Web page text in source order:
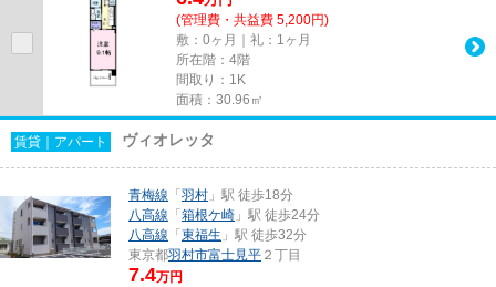
(管理費・共益費 5,200円)
敷：0ヶ月｜礼：1ヶ月
所在階：4階
間取り：1K
面積：30.96㎡
賃貸｜アパート ヴィオレッタ
青梅線 「羽村 」駅 徒歩18分
八高線 「箱根ケ崎 」駅 徒歩24分
八高線 「東福生 」駅 徒歩32分
東京都羽村市富士見平 ２丁目
7.4万円